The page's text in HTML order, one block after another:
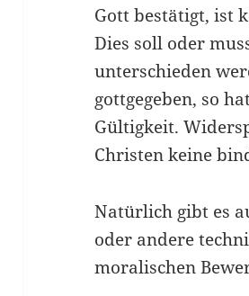
Gott bestätigt, ist
Dies soll oder
unterschieden
gottgegeben, so
Gültigkeit.
Christen keine
Natürlich gibt es
oder andere
moralischen